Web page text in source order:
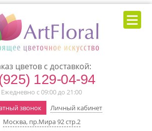
цветов с доставкой:
129-04-94
Ежедневно с 09:00 до 21:00
звонок
Личный кабинет
Москва, пр.Мира 92 стр.2